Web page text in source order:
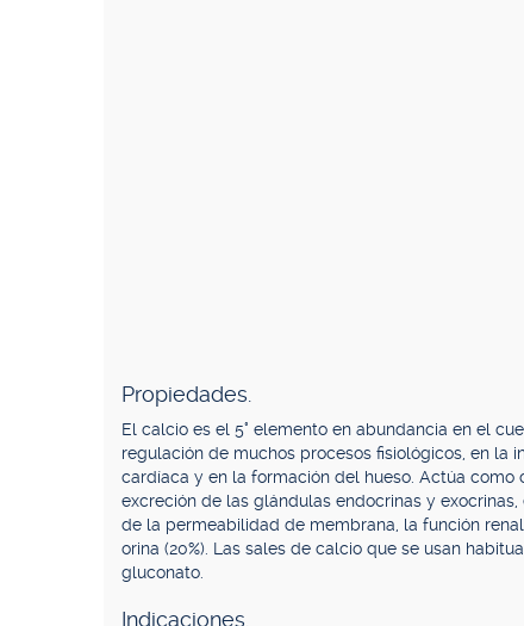
Propiedades.
El calcio es el 5° elemento en abundancia en el
regulación de muchos procesos fisiológicos, en la
cardíaca y en la formación del hueso. Actúa
excreción de las glándulas endocrinas y
de la permeabilidad de membrana, la función
orina (20%). Las sales de calcio que se usan
gluconato.
Indicaciones.